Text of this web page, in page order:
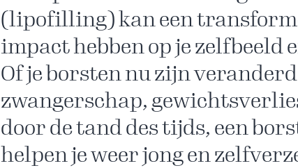
(lipofilling) kan een
impact hebben op je zelfbeeld
Of je borsten nu zijn
zwangerschap,
door de tand des tijds, een
helpen je weer jong en